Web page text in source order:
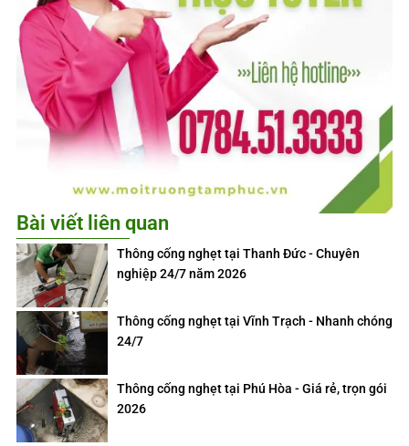
Bài viết liên quan
Thông cống nghẹt tại Thanh Đức - Chuyên
nghiệp 24/7 năm 2026
Thông cống nghẹt tại Vĩnh Trạch - Nhanh chóng
24/7
Thông cống nghẹt tại Phú Hòa - Giá rẻ, trọn gói
2026